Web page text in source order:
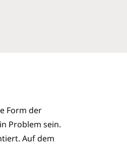
Form der
Problem sein.
Auf dem